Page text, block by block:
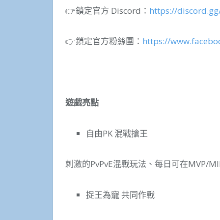
👉鎖定官方 Discord： https://
👉鎖定官方粉絲團： https://
遊戲亮點
自由PK 混戰搶王
刺激的PvPvE混戰玩法、每日可在MVP/
捉王為寵 共同作戰